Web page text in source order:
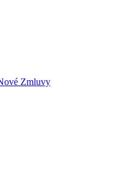
Zmluvy